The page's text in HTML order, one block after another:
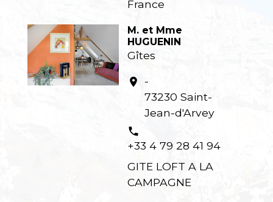
France
M. et Mme
HUGUENIN
Gîtes
location_on
-
73230 Saint-
Jean-d'Arvey
phone
+33 4 79 28 41 94
GITE LOFT A LA
CAMPAGNE